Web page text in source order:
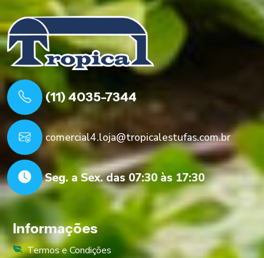
(11) 4035-7344
comercial4.loja@tropicalestufas.com.br
Seg. a Sex. das 07:30 às 17:30
Informações
Termos e Condições